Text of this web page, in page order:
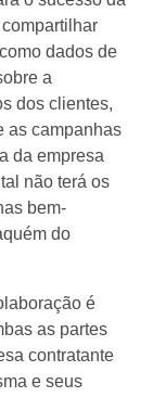
dados de
a
dos clientes,
as campanhas
da empresa
não terá os
bem-
do
é
as partes
contratante
e seus